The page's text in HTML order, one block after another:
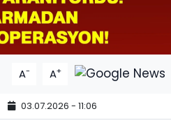
A- A+
03.07.2026 - 11:06